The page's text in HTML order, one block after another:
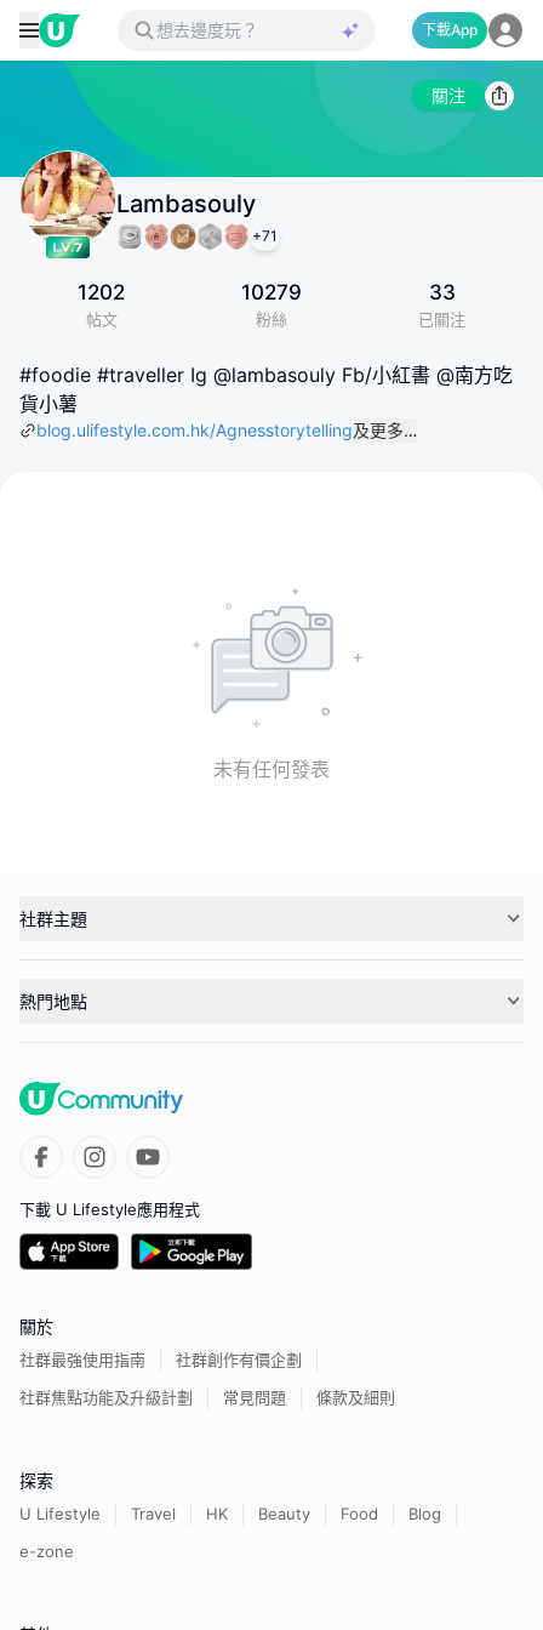
下載App
關注
Lambasouly
+71
1202
帖文
10279
粉絲
33
已關注
#foodie #traveller Ig @lambasouly Fb/小紅書 @南方吃
貨小薯
blog.ulifestyle.com.hk/Agnesstorytelling及更多…
未有任何發表
社群主題
熱門地點
下載 U Lifestyle應用程式
關於
社群最強使用指南
社群創作有價企劃
社群焦點功能及升級計劃
常見問題 條款及細則
探索
U Lifestyle Travel HK Beauty Food
Blog
e-zone